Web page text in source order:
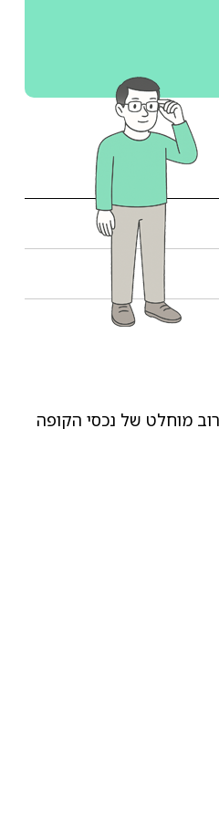
את החשיפה למניות לעד 10% בלבד. המשמעות היא שרוב מוחלט של נכסי הקופה